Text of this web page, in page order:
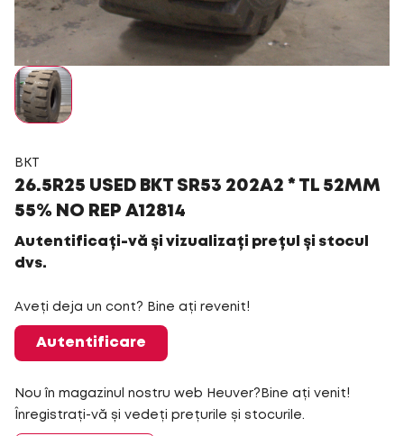
BKT
26.5R25 USED BKT SR53 202A2 * TL 52MM
55% NO REP A12814
Autentificați-vă și vizualizați prețul și stocul
dvs.
Aveți deja un cont? Bine ați revenit!
Autentificare
Nou în magazinul nostru web Heuver?Bine ați venit!
Înregistrați-vă și vedeți prețurile și stocurile.